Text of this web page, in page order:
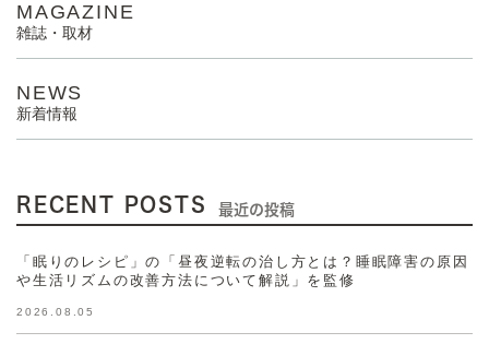
MAGAZINE
雑誌・取材
NEWS
新着情報
RECENT POSTS 最近の投稿
「眠りのレシピ」の「昼夜逆転の治し方とは？睡眠障害の原因
や生活リズムの改善方法について解説」を監修
2026.08.05